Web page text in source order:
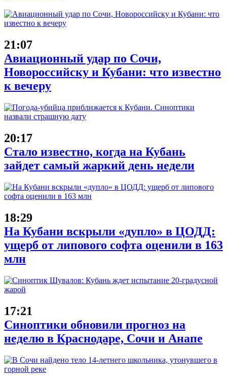
21:07
Авиационный удар по Сочи,
Новороссийску и Кубани: что известно
к вечеру
20:17
Стало известно, когда на Кубань
зайдет самый жаркий день недели
18:29
На Кубани вскрыли «дупло» в ЦОДД:
ущерб от липового софта оценили в 163
млн
17:21
Синоптики обновили прогноз на
неделю в Краснодаре, Сочи и Анапе